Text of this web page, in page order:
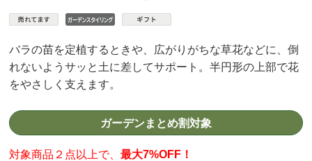
バラの苗を定植するときや、広がりがちな草花などに、倒
れないようサッと土に差してサポート。半円形の上部で花
をやさしく支えます。
ガーデンまとめ割対象
対象商品２点以上で、最大7%OFF！